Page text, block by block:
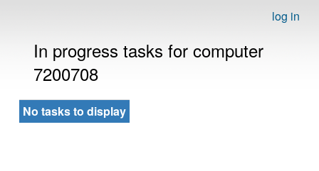
log in
In progress tasks for computer
7200708
No tasks to display